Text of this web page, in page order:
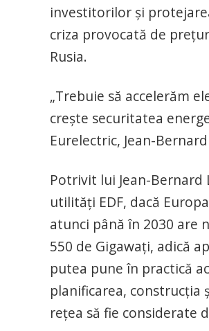
investitorilor şi
criza provocată de
Rusia.
„Trebuie să accelerăm
creşte securitatea
Eurelectric, Jean-
Potrivit lui Jean-
utilităţi EDF, dacă
atunci până în 2030 are
550 de Gigawaţi, adică
putea pune în practică
planificarea, construcţia
reţea să fie considerate